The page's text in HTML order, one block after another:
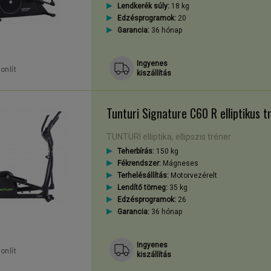
intenzív, nagy igénybevételre tervezett modelleket is
kardioedzések, rehabilitációs célú edzések kontrollált körülmények
végzett erőedzéseket - támogatásával esztétikus, karcsú és
feltéve, ha a helyes technikát alkalmazzuk.
válik monotonná, mindig tartogat egy következő kihívást, amivel
Lendkerék súly: 18 kg
Edzésprogramok: 20
Garancia: 36 hónap
Ingyenes
kiszállítás
Tunturi Signature C60 R elliptikus
TUNTURI elliptika, ellipszis tréner
Teherbírás: 150 kg
Fékrendszer: Mágneses
Terhelésállítás: Motorvezérelt
Lendítő tömeg: 35 kg
Edzésprogramok: 26
Garancia: 36 hónap
Ingyenes
kiszállítás